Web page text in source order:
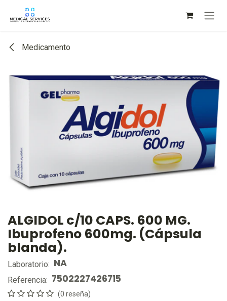
Ir al contenido
Medicamento
ALGIDOL c/10 CAPS. 600 MG.
Ibuprofeno 600mg. (Cápsula
blanda).
Laboratorio: NA
Referencia: 7502227426715
(0 reseña)